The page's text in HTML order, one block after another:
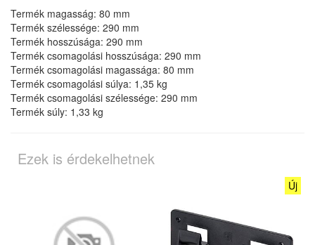
Termék magasság: 80 mm
Termék szélessége: 290 mm
Termék hosszúsága: 290 mm
Termék csomagolási hosszúsága: 290 mm
Termék csomagolási magassága: 80 mm
Termék csomagolási súlya: 1,35 kg
Termék csomagolási szélessége: 290 mm
Termék súly: 1,33 kg
Ezek is érdekelhetnek
Új